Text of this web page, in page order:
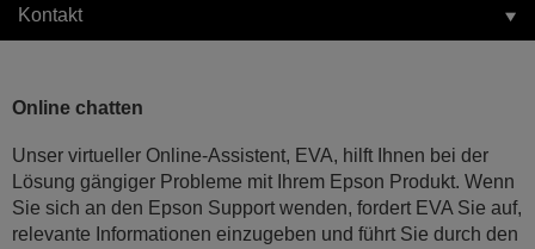
Kontakt
Online chatten
Unser virtueller Online-Assistent, EVA, hilft Ihnen bei der
Lösung gängiger Probleme mit Ihrem Epson Produkt. Wenn
Sie sich an den Epson Support wenden, fordert EVA Sie auf,
relevante Informationen einzugeben und führt Sie durch den